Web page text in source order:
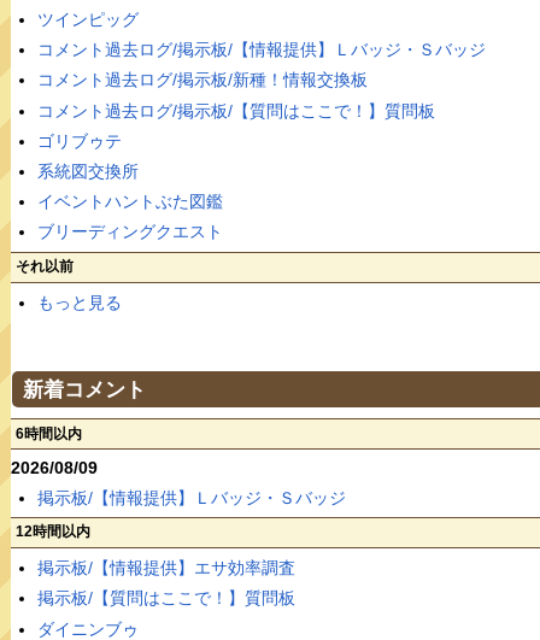
ツインピッグ
コメント過去ログ/掲示板/【情報提供】Ｌバッジ・Ｓバッジ
コメント過去ログ/掲示板/新種！情報交換板
コメント過去ログ/掲示板/【質問はここで！】質問板
ゴリブゥテ
系統図交換所
イベントハントぶた図鑑
ブリーディングクエスト
それ以前
もっと見る
新着コメント
6時間以内
2026/08/09
掲示板/【情報提供】Ｌバッジ・Ｓバッジ
12時間以内
掲示板/【情報提供】エサ効率調査
掲示板/【質問はここで！】質問板
ダイニンブゥ